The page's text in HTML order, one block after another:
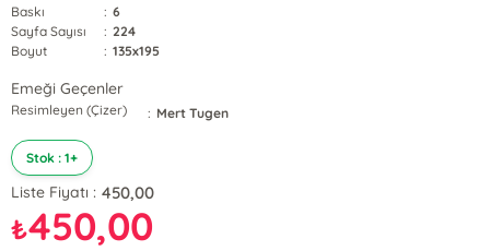
Baskı
: 6
Sayfa Sayısı
: 224
Boyut
: 135x195
Emeği Geçenler
Resimleyen (Çizer) : Mert Tugen
Stok : 1+
Liste Fiyatı : 450,00
₺450,00